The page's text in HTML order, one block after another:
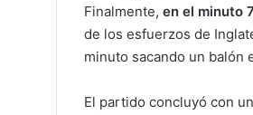
Finalmente, en el minuto
de los esfuerzos de
minuto sacando un balón
El partido concluyó con